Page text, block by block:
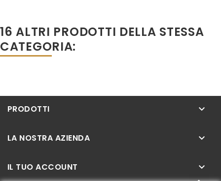
16 ALTRI PRODOTTI DELLA STESSA
CATEGORIA:
PRODOTTI keyboard_arrow_down
LA NOSTRA AZIENDA keyboard_arrow_down
IL TUO ACCOUNT keyboard_arrow_down